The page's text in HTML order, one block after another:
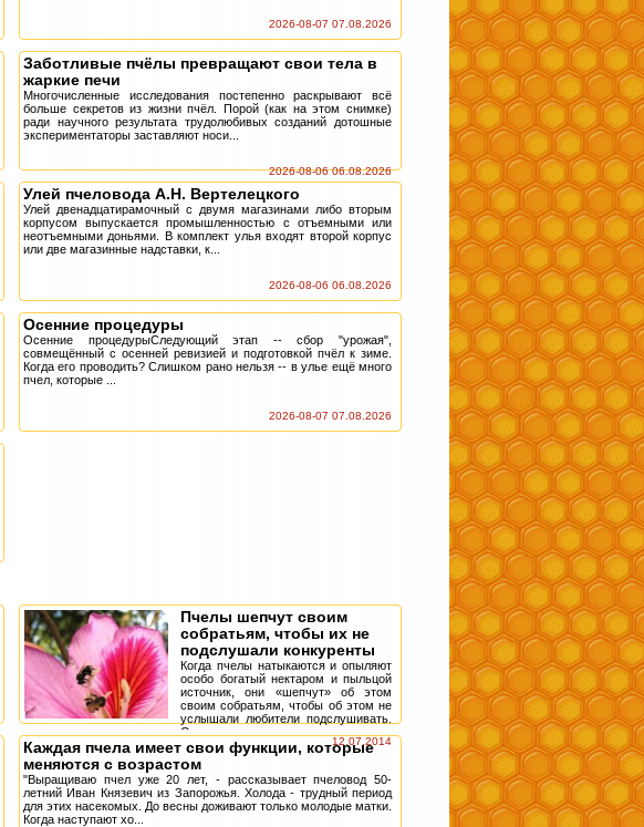
2026-08-07 07.08.2026
Заботливые пчёлы превращают свои тела в
жаркие печи
Многочисленные исследования постепенно раскрывают всё
больше секретов из жизни пчёл. Порой (как на этом снимке)
ради научного результата трудолюбивых созданий дотошные
экспериментаторы заставляют носи...
2026-08-06 06.08.2026
Улей пчеловода А.Н. Вертелецкого
Улей двенадцатирамочный с двумя магазинами либо вторым
корпусом выпускается промышленностью с отъемными или
неотъемными доньями. В комплект улья входят второй корпус
или две магазинные надставки, к...
2026-08-06 06.08.2026
Осенние процедуры
Осенние процедурыСледующий этап -- сбор "урожая",
совмещённый с осенней ревизией и подготовкой пчёл к зиме.
Когда его проводить? Слишком рано нельзя -- в улье ещё много
пчел, которые ...
2026-08-07 07.08.2026
Пчелы шепчут своим
собратьям, чтобы их не
подслушали конкуренты
Когда пчелы натыкаются и опыляют
особо богатый нектаром и пыльцой
источник, они «шепчут» об этом
своим собратьям, чтобы об этом не
услышали любители подслушивать.
Однако новое исследование
показало...
12.07.2014
Каждая пчела имеет свои функции, которые
меняются с возрастом
"Выращиваю пчел уже 20 лет, - рассказывает пчеловод 50-
летний Иван Князевич из Запорожья. Холода - трудный период
для этих насекомых. До весны доживают только молодые матки.
Когда наступают хо...